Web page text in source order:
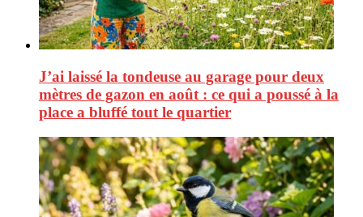
J’ai laissé la tondeuse au garage pour deux
mètres de gazon en août : ce qui a poussé à la
place a bluffé tout le quartier